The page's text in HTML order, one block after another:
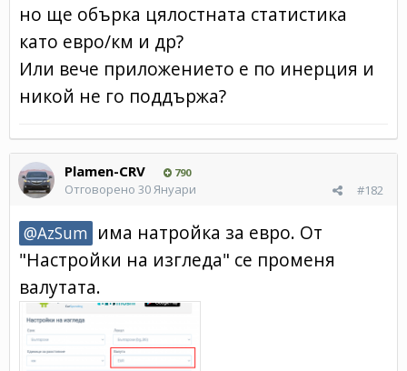
но ще обърка цялостната статистика
като евро/км и др?
Или вече приложението е по инерция и
никой не го поддържа?
Plamen-CRV 790
#182
Отговорено 30 Януари
@AzSum има натройка за евро. От
"Настройки на изгледа" се променя
валутата.